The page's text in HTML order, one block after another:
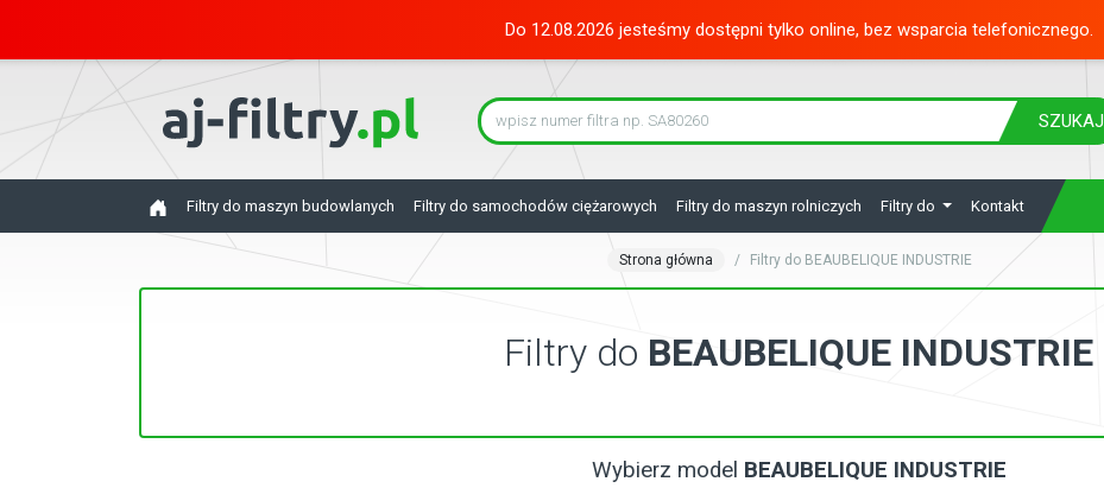
Do 12.08.2026 jesteśmy dostępni tylko online, bez wsparcia telefonicznego.
SZUKAJ
Filtry do maszyn budowlanych Filtry do samochodów ciężarowych Filtry do maszyn rolniczych Filtry do Kontakt
Strona główna Filtry do BEAUBELIQUE INDUSTRIE
Filtry do BEAUBELIQUE INDUSTRIE
Wybierz model BEAUBELIQUE INDUSTRIE